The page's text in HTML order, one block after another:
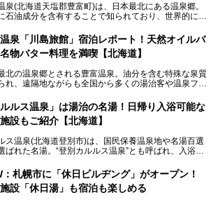
ひお試しください。※6月13日配布開始、なくなり次
：株式会社バルクオム【PR】
事は株式会社バルクオム商品のPR記事です。
泉(北海道天塩郡豊富町)は、日本最北にある温泉郷。
石油成分を含有することで知られており、世界的にも
があると言われ、遠隔地ながらも全国から湯治・療養
多くの人々が訪れます。
し、独自の視点で豊富温泉の“天然オイルバス”をレポ
温泉地概要や日帰り入浴施設をはじめ、宿泊施設・ア
泉「川島旅館」宿泊レポート！天然オイルバ
物バター料理を満喫【北海道】
北の温泉郷とされる豊富温泉。油分を含む特殊な泉質
れ、遠隔地ながらも全国から多くの湯治客や温泉ファ
島旅館」は、豊富温泉の開湯当初から営業する老舗旅
りわけ温泉の良さと名物のバター料理に定評があり、
や料理をはじめ、パブリックスペース・客室など宿の
徹底的にご紹介します！
ルルス温泉」は湯治の名湯！日帰り入浴可能な
設もご紹介【北海道】
ス温泉(北海道登別市)は、国民保養温泉地や名湯百選
ばれた名湯。“登別カルルス温泉”とも呼ばれ、入浴剤
登別温泉とは対照的な存在で、今も湯治場的な要素が
静な温泉地です。
：札幌市に「休日ビルヂング」がオープン！
設「休日湯」も宿泊も楽しめる